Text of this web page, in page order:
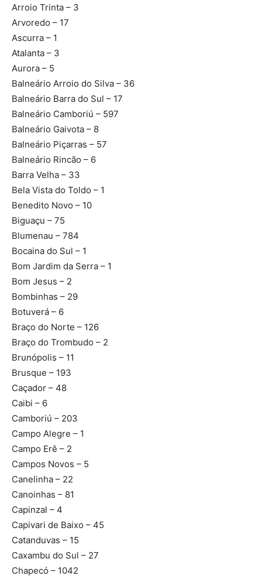
Arroio Trinta – 3
Arvoredo – 17
Ascurra – 1
Atalanta – 3
Aurora – 5
Balneário Arroio do Silva – 36
Balneário Barra do Sul – 17
Balneário Camboriú – 597
Balneário Gaivota – 8
Balneário Piçarras – 57
Balneário Rincão – 6
Barra Velha – 33
Bela Vista do Toldo – 1
Benedito Novo – 10
Biguaçu – 75
Blumenau – 784
Bocaina do Sul – 1
Bom Jardim da Serra – 1
Bom Jesus – 2
Bombinhas – 29
Botuverá – 6
Braço do Norte – 126
Braço do Trombudo – 2
Brunópolis – 11
Brusque – 193
Caçador – 48
Caibi – 6
Camboriú – 203
Campo Alegre – 1
Campo Erê – 2
Campos Novos – 5
Canelinha – 22
Canoinhas – 81
Capinzal – 4
Capivari de Baixo – 45
Catanduvas – 15
Caxambu do Sul – 27
Chapecó – 1042